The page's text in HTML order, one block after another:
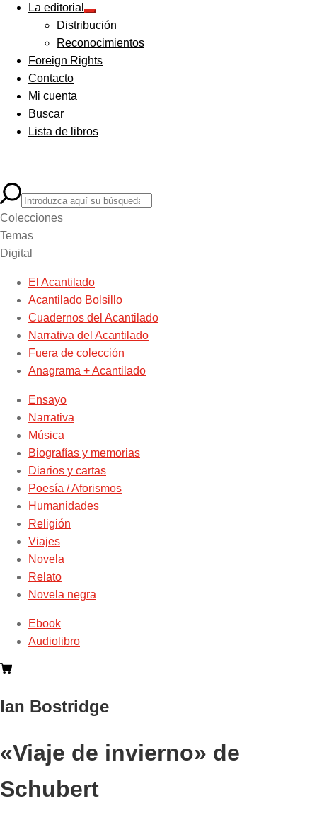
La editorial
Expandir
el
menú
hijo
Distribución
Reconocimientos
Foreign Rights
Contacto
Mi cuenta
Buscar
Lista de libros
Colecciones
Temas
Digital
El Acantilado
Acantilado Bolsillo
Cuadernos del Acantilado
Narrativa del Acantilado
Fuera de colección
Anagrama + Acantilado
Ensayo
Narrativa
Música
Biografías y memorias
Diarios y cartas
Poesía / Aforismos
Humanidades
Religión
Viajes
Novela
Relato
Novela negra
Ebook
Audiolibro
Ian Bostridge
«Viaje de invierno» de
Schubert